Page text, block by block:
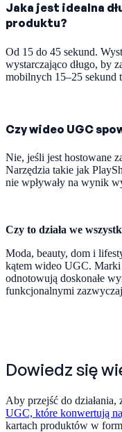
Jaka jest idealna
produktu?
Od 15 do 45 sekund.
wystarczająco długo, by
mobilnych 15–25 sekund
Czy wideo UGC
Nie, jeśli jest hostowane
Narzędzia takie jak
nie wpływały na wynik
Czy to działa we
Moda, beauty, dom i
kątem wideo UGC.
odnotowują doskonałe
funkcjonalnymi
Dowiedz się
Aby przejść do działania,
UGC, które konwertują
kartach produktów w